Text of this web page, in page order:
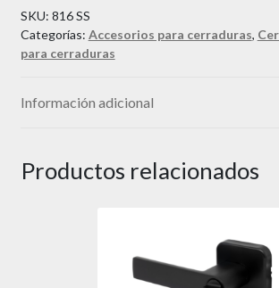
SKU: 816 SS
Categorías: Accesorios para cerraduras,
para cerraduras
Información adicional
Productos relacionados